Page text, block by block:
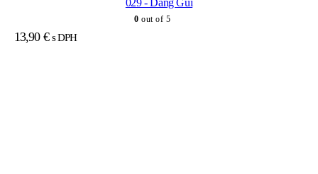
029 - Dang Gui
0 out of 5
13,90 € s DPH